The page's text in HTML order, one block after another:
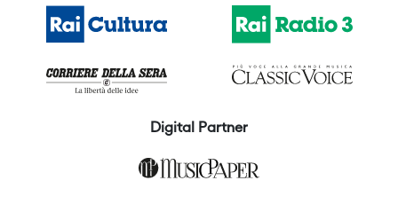
Digital Partner